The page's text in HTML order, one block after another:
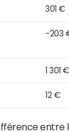
301 €
-203
1 301 €
12 €
entre